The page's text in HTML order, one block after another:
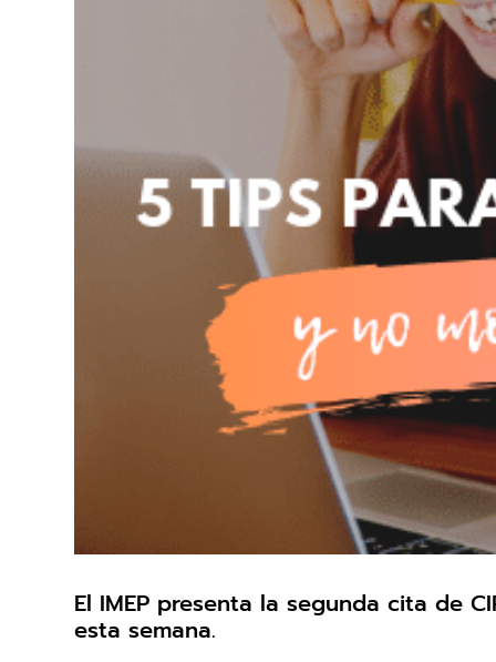
El IMEP presenta la segunda cita de
esta semana.